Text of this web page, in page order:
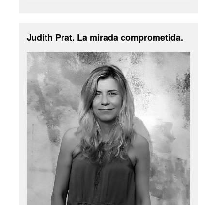
Judith Prat. La mirada comprometida.